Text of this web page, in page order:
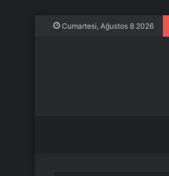
Cumartesi, Ağustos 8 2026